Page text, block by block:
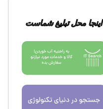
اینجا محل تبلیغ شماست